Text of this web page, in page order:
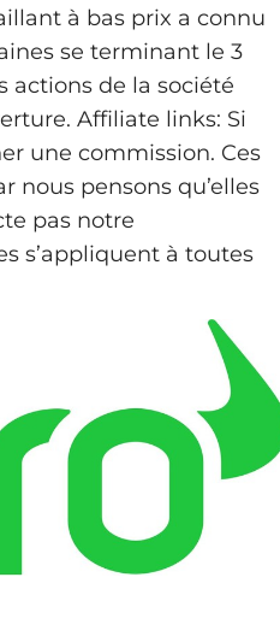
à bas prix a connu
se terminant le 3
actions de la société
Affiliate links: Si
une commission. Ces
nous pensons qu’elles
pas notre
s’appliquent à toutes